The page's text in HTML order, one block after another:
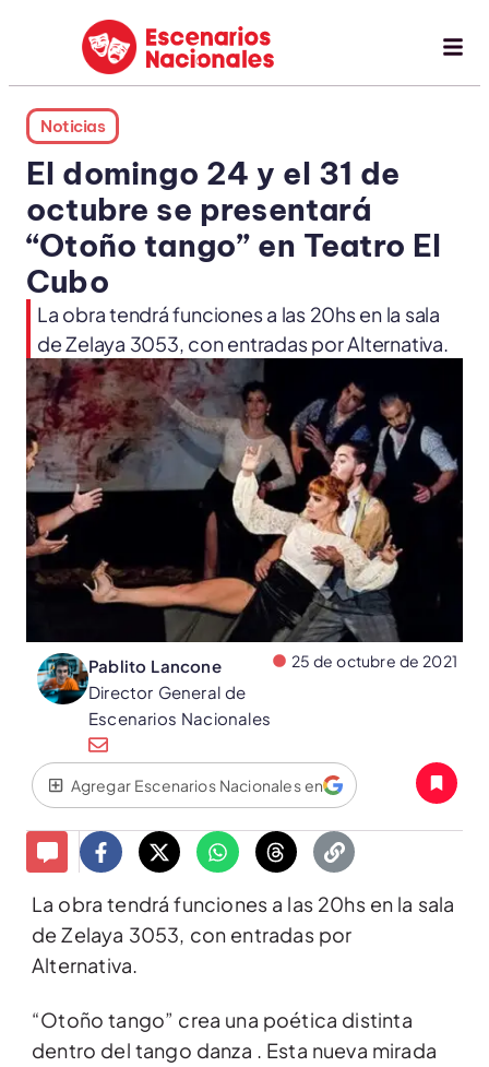
Noticias
El domingo 24 y el 31 de
octubre se presentará
“Otoño tango” en Teatro El
Cubo
La obra tendrá funciones a las 20hs en la sala
de Zelaya 3053, con entradas por Alternativa.
Pablito Lancone
Director General de
Escenarios Nacionales
25 de octubre de 2021
Agregar Escenarios Nacionales en
La obra tendrá funciones a las 20hs en la sala
de Zelaya 3053, con entradas por
Alternativa.
“Otoño tango” crea una poética distinta
dentro del tango danza . Esta nueva mirada